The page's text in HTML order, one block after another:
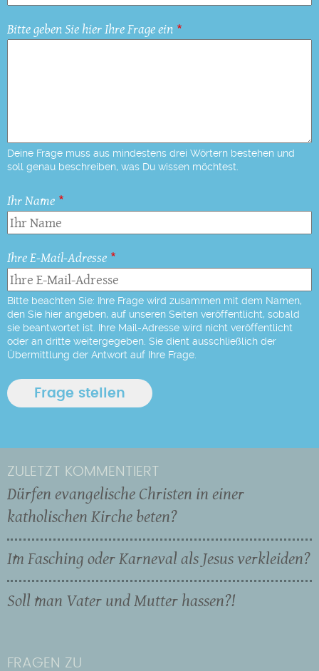
Bitte geben Sie hier Ihre Frage ein
Deine Frage muss aus mindestens drei Wörtern bestehen und
soll genau beschreiben, was Du wissen möchtest.
Ihr Name
Ihre E-Mail-Adresse
Bitte beachten Sie: Ihre Frage wird zusammen mit dem Namen,
den Sie hier angeben, auf unseren Seiten veröffentlicht, sobald
sie beantwortet ist. Ihre Mail-Adresse wird nicht veröffentlicht
oder an dritte weitergegeben. Sie dient ausschließlich der
Übermittlung der Antwort auf Ihre Frage.
ZULETZT KOMMENTIERT
Dürfen evangelische Christen in einer
katholischen Kirche beten?
Im Fasching oder Karneval als Jesus verkleiden?
Soll man Vater und Mutter hassen?!
FRAGEN ZU